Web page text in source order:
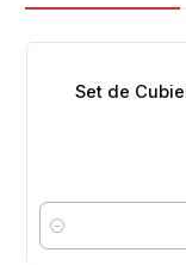
Set de
Cantidad